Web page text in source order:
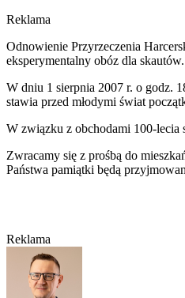
Reklama
Odnowienie Przyrzeczenia
eksperymentalny obóz dla skautów.
W dniu 1 sierpnia 2007 r. o godz.
stawia przed młodymi świat
W związku z obchodami 100-
Zwracamy się z prośbą do
Państwa pamiątki będą
Reklama